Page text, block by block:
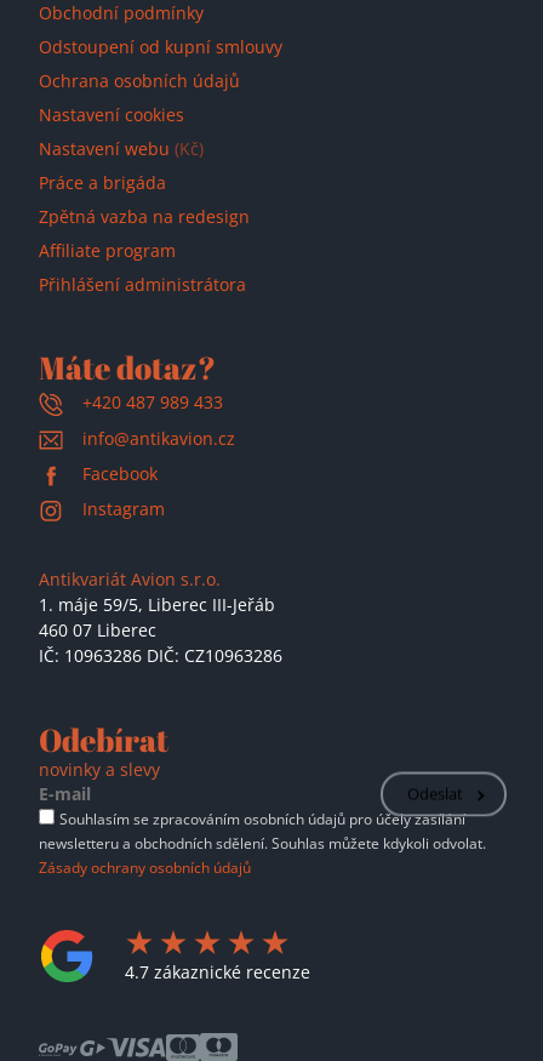
Obchodní podmínky
Odstoupení od kupní smlouvy
Ochrana osobních údajů
Nastavení cookies
Nastavení webu (Kč)
Práce a brigáda
Zpětná vazba na redesign
Affiliate program
Přihlášení administrátora
Máte dotaz?
+420 487 989 433
info@antikavion.cz
Facebook
Instagram
Antikvariát Avion s.r.o.
1. máje 59/5, Liberec III-Jeřáb
460 07 Liberec
IČ: 10963286 DIČ: CZ10963286
Odebírat
novinky a slevy
Odeslat
Souhlasím se zpracováním osobních údajů pro účely zasílání
newsletteru a obchodních sdělení. Souhlas můžete kdykoli odvolat.
Zásady ochrany osobních údajů
4.7 zákaznické recenze